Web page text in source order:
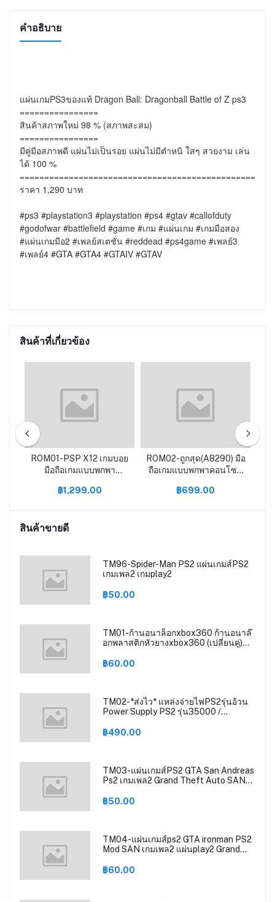
คำอธิบาย
แผ่นเกมPS3ของแท้ Dragon Ball: Dragonball Battle of Z ps3
================
สินค้าสภาพใหม่ 98 % (สภาพสะสม)
================
มีคู่มีอสภาพดี แผ่นไม่เป็นรอย แผ่นไม่มีตำหนิ ใสๆ สวยงาม เล่น
ได้ 100 %
================================================
ราคา 1,290 บาท
#ps3 #playstation3 #playstation #ps4 #gtav #callofduty
#godofwar #battlefield #game #เกม #แผ่นเกม #เกมมือสอง
#แผ่นเกมมือ2 #เพลย์สเตชั่น #reddead #ps4game #เพลย์3
#เพลย์4 #GTA #GTA4 #GTAIV #GTAV
สินค้าที่เกี่ยวข้อง
ROM01-PSP X12 เกมบอย
มือถือเกมแบบพกพา
คอนโซล64บิต GBA
฿1,299.00
ROM02-ถูกสุด(A8290) มือ
ถือเกมแบบพกพาคอนโซล
คอนโซล64บิต GBA
฿699.00
สินค้าขายดี
TM96-Spider-Man PS2 แผ่นเกมส์PS2
เกมเพล2 เกมplay2
฿50.00
TM01-ก้านอนาล็อกxbox360 ก้านอนาล๊
อกพลาสติกหัวยางxbox360 (เปลี่ยนคู่)
Xbox360
฿60.00
TM02-*ส่งไว* แหล่งจ่ายไฟPS2รุ่นอ้วน
Power Supply PS2 รุ่น35000 /
฿490.00
TM03-แผ่นเกมส์PS2 GTA San Andreas
Ps2 เกมเพล2 Grand Theft Auto SAN
฿50.00
TM04-แผ่นเกมส์ps2 GTA ironman PS2
Mod SAN เกมเพล2 แผ่นplay2 Grand
฿60.00